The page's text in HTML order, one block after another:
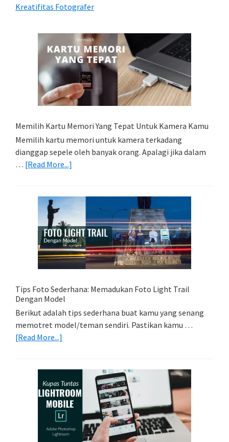
Kreatifitas Fotografer
Memilih Kartu Memori Yang Tepat Untuk Kamera Kamu
Memilih kartu memori untuk kamera terkadang
dianggap sepele oleh banyak orang. Apalagi jika dalam
… [Read More...]
Memori
Tepat
Untuk
Kamera
Kamu
Tips Foto Sederhana: Memadukan Foto Light Trail
Dengan Model
Berikut adalah tips sederhana buat kamu yang senang
memotret model/teman sendiri. Pastikan kamu …
[Read More...]
Sederhana:
Memadukan
Foto
Light
Trail
Dengan